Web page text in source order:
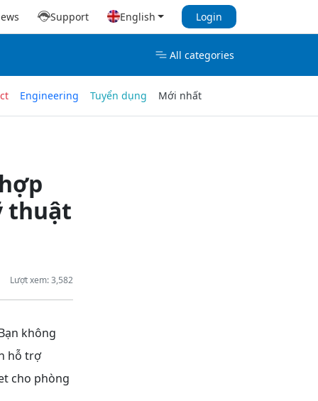
Support English Login
All categories
Engineering Tuyển dụng Mới nhất
thuật
Lượt xem: 3,582
không
hỗ trợ
cho phòng